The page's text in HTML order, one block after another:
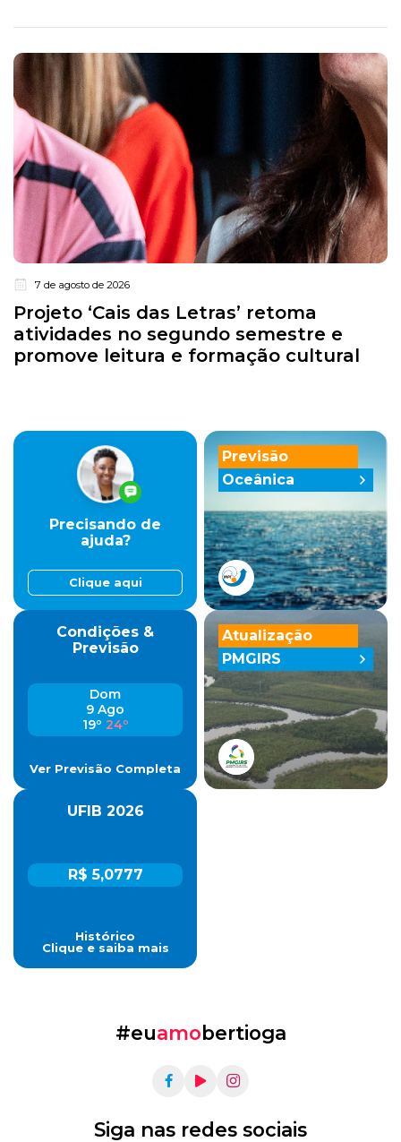
7 de agosto de 2026
Projeto ‘Cais das Letras’ retoma
atividades no segundo semestre e
promove leitura e formação cultural
Previsão
Oceânica
Precisando de
ajuda?
Clique aqui
Condições &
Previsão
Dom
9 Ago
19º 24º
Ver Previsão Completa
UFIB 2026
R$ 5,0777
Histórico
Clique e saiba mais
Atualização
PMGIRS
#euamobertioga
Siga nas redes sociais